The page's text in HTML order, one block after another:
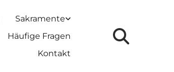
Sakramente
Häufige Fragen
Kontakt